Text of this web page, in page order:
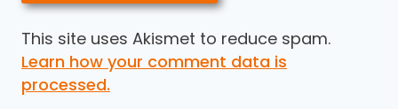
This site uses Akismet to reduce spam.
Learn how your comment data is
processed.